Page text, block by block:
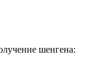
шенгена: